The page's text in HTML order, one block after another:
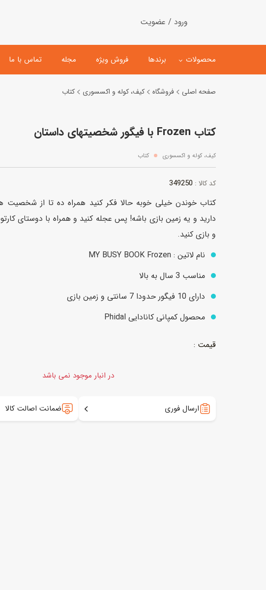
ورود / عضویت
محصولات
اسباب‌بازی‌ ساختنی
اسباب‌بازی‌ مگنتی
ماشین مدل و کلکسیونی
ماشین اسباب بازی
هلیکوپتر و هواپیما
عروسک
خانه و لوازم عروسک
عروسک پولیشی
عروسک مینیاتوری
اکشن فیگور و شخصیت
لباس و ماسک
برندها فروش ویژه مجله تماس با ما
صفحه اصلی فروشگاه کیف، کوله و اکسسوری کتاب
کتاب Frozen با فیگور شخصیتهای داستان
کیف، کوله و اکسسوری کتاب
کد کالا : 349250
کتاب خوندن خیلی خوبه حالا فکر کنید همراه ده تا از
دارید و یه زمین بازی باشه! پس عجله کنید و همراه با دوستای
و بازی کنید.
نام لاتین : MY BUSY BOOK Frozen
مناسب 3 سال به بالا
دارای 10 فیگور حدودا 7 سانتی و زمین بازی
محصول کمپانی کانادایی Phidal
در انبار موجود نمی باشد
ارسال فوری ضمانت اصالت کالا